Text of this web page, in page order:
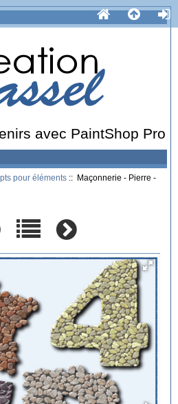
avec PaintShop Pro
pour éléments :: Maçonnerie - Pierre -